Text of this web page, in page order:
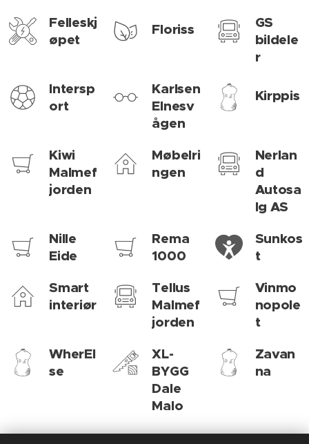
Felleskj
øpet
Floriss
GS
bildele
r
Intersp
ort
Karlsen
Elnesv
ågen
Kirppis
Kiwi
Malmef
jorden
Møbelri
ngen
Nerlan
d
Autosa
lg AS
Nille
Eide
Rema
1000
Sunkos
t
Smart
interiør
Tellus
Malmef
jorden
Vinmo
nopole
t
WherEl
se
XL-
BYGG
Dale
Malo
Zavan
na